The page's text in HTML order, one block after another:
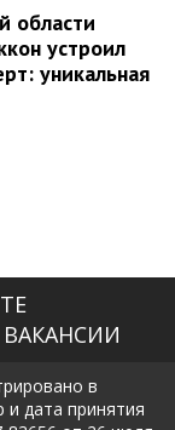
области
устроил
уникальная
ВАКАНСИИ
в
и дата принятия